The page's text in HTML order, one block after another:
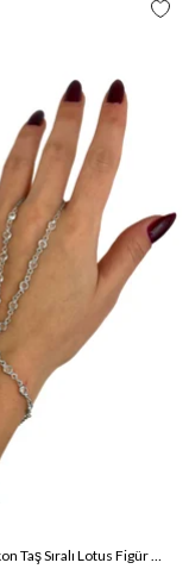
Özel Seri Gümüş Daire Zirkon Taş Sıralı Lotus Figür Şahmeran